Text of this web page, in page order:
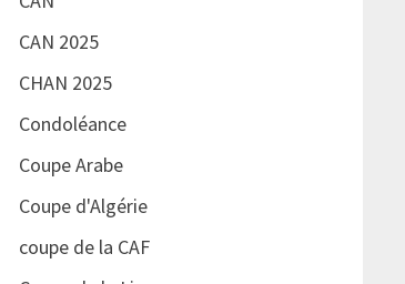
CAN 2025
CHAN 2025
Condoléance
Coupe Arabe
Coupe d'Algérie
coupe de la CAF